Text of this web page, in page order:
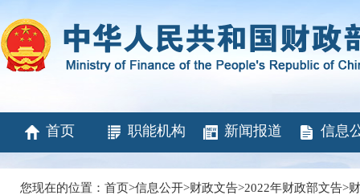
首页 职能机构 新闻报道 信息
您现在的位置： 首页>信息公开>财政文告>2022年财政部文告>